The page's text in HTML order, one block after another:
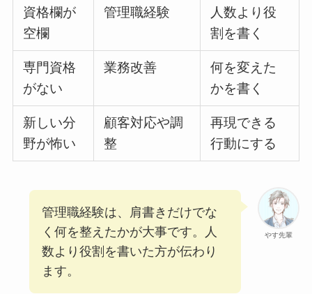
資格欄が
空欄
管理職経験
人数より役
割を書く
専門資格
がない
業務改善
何を変えた
かを書く
新しい分
野が怖い
顧客対応や調
整
再現できる
行動にする
やす先輩
管理職経験は、肩書きだけでな
く何を整えたかが大事です。人
数より役割を書いた方が伝わり
ます。